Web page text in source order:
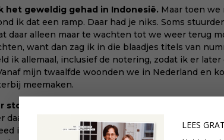
het geweldig gehad in Indonesië. Maar toen we
ik dat een ramp. Daar had je niks. Soms
daar alleen maar te wachten tot we weer terug
want dan zag ik in die blaadjes titels van
ik allemaal, inclusief de notering, zodat ik er
mijn twaalfde woonden we in Nederland en
meemaken.
stond ik op een camping met een paar
daagde mij uit: ‘Als je het zelf zo goed weet, kom
ik. Ik riep ‘Tutti frutti’ en dat bandje begon te
LEES